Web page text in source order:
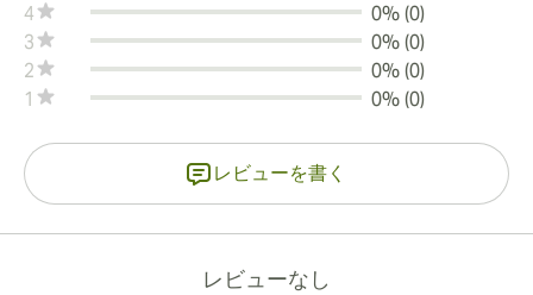
4
0% (0)
3
0% (0)
2
0% (0)
1
0% (0)
レビューを書く
レビューなし